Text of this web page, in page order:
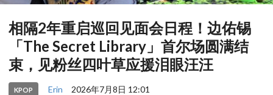
相隔2年重启巡回见面会日程！边佑锡
「The Secret Library」首尔场圆满结
束，见粉丝四叶草应援泪眼汪汪
KPOP Erin 2026年7月8日 12:01